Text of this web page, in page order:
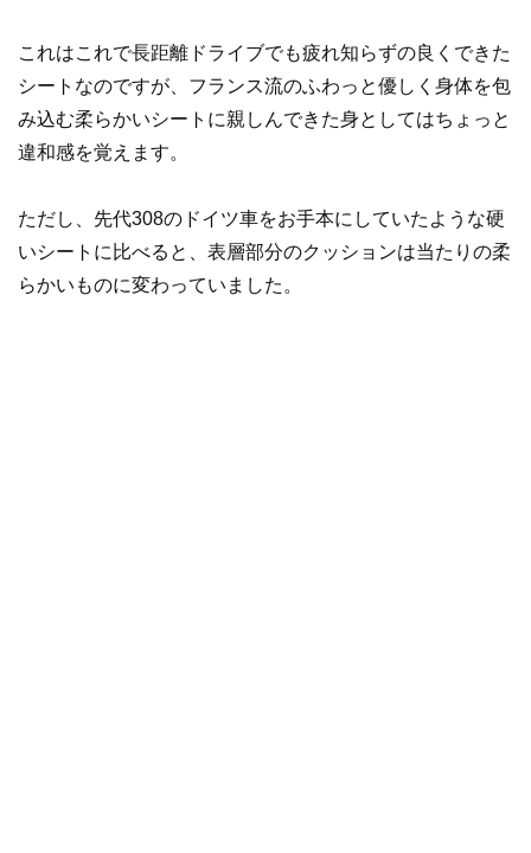
これはこれで長距離ドライブでも疲れ知らずの良くできた
シートなのですが、フランス流のふわっと優しく身体を包
み込む柔らかいシートに親しんできた身としてはちょっと
違和感を覚えます。
ただし、先代308のドイツ車をお手本にしていたような硬
いシートに比べると、表層部分のクッションは当たりの柔
らかいものに変わっていました。